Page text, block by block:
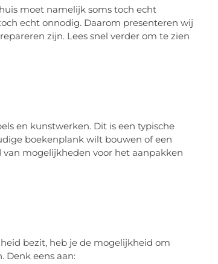
moet namelijk soms toch echt
echt onnodig. Daarom presenteren wij
zijn. Lees snel verder om te zien
en kunstwerken. Dit is een typische
boekenplank wilt bouwen of een
mogelijkheden voor het aanpakken
bezit, heb je de mogelijkheid om
Denk eens aan: